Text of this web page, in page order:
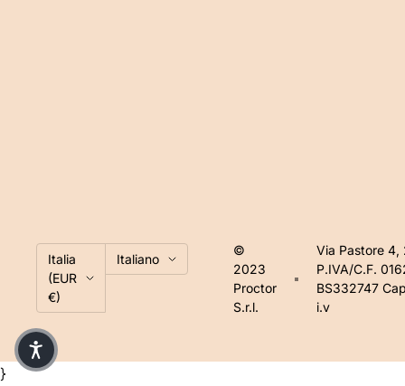
Paese/Area geografica
Italia
(EUR
€)
Lingua
Italiano
©
2023
Proctor
S.r.l.
Via Pastore
P.IVA/C.F.
BS332747
i.v
}